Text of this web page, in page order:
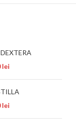
lei
lei